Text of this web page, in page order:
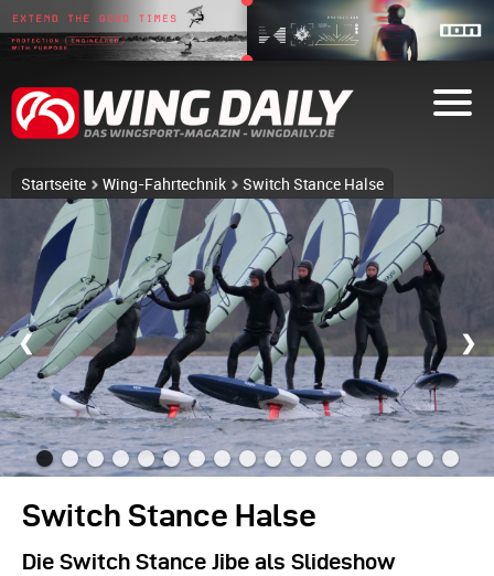
Startseite Wing-Fahrtechnik Switch Stance Halse
❮ ❯
Switch Stance Halse
Die Switch Stance Jibe als Slideshow